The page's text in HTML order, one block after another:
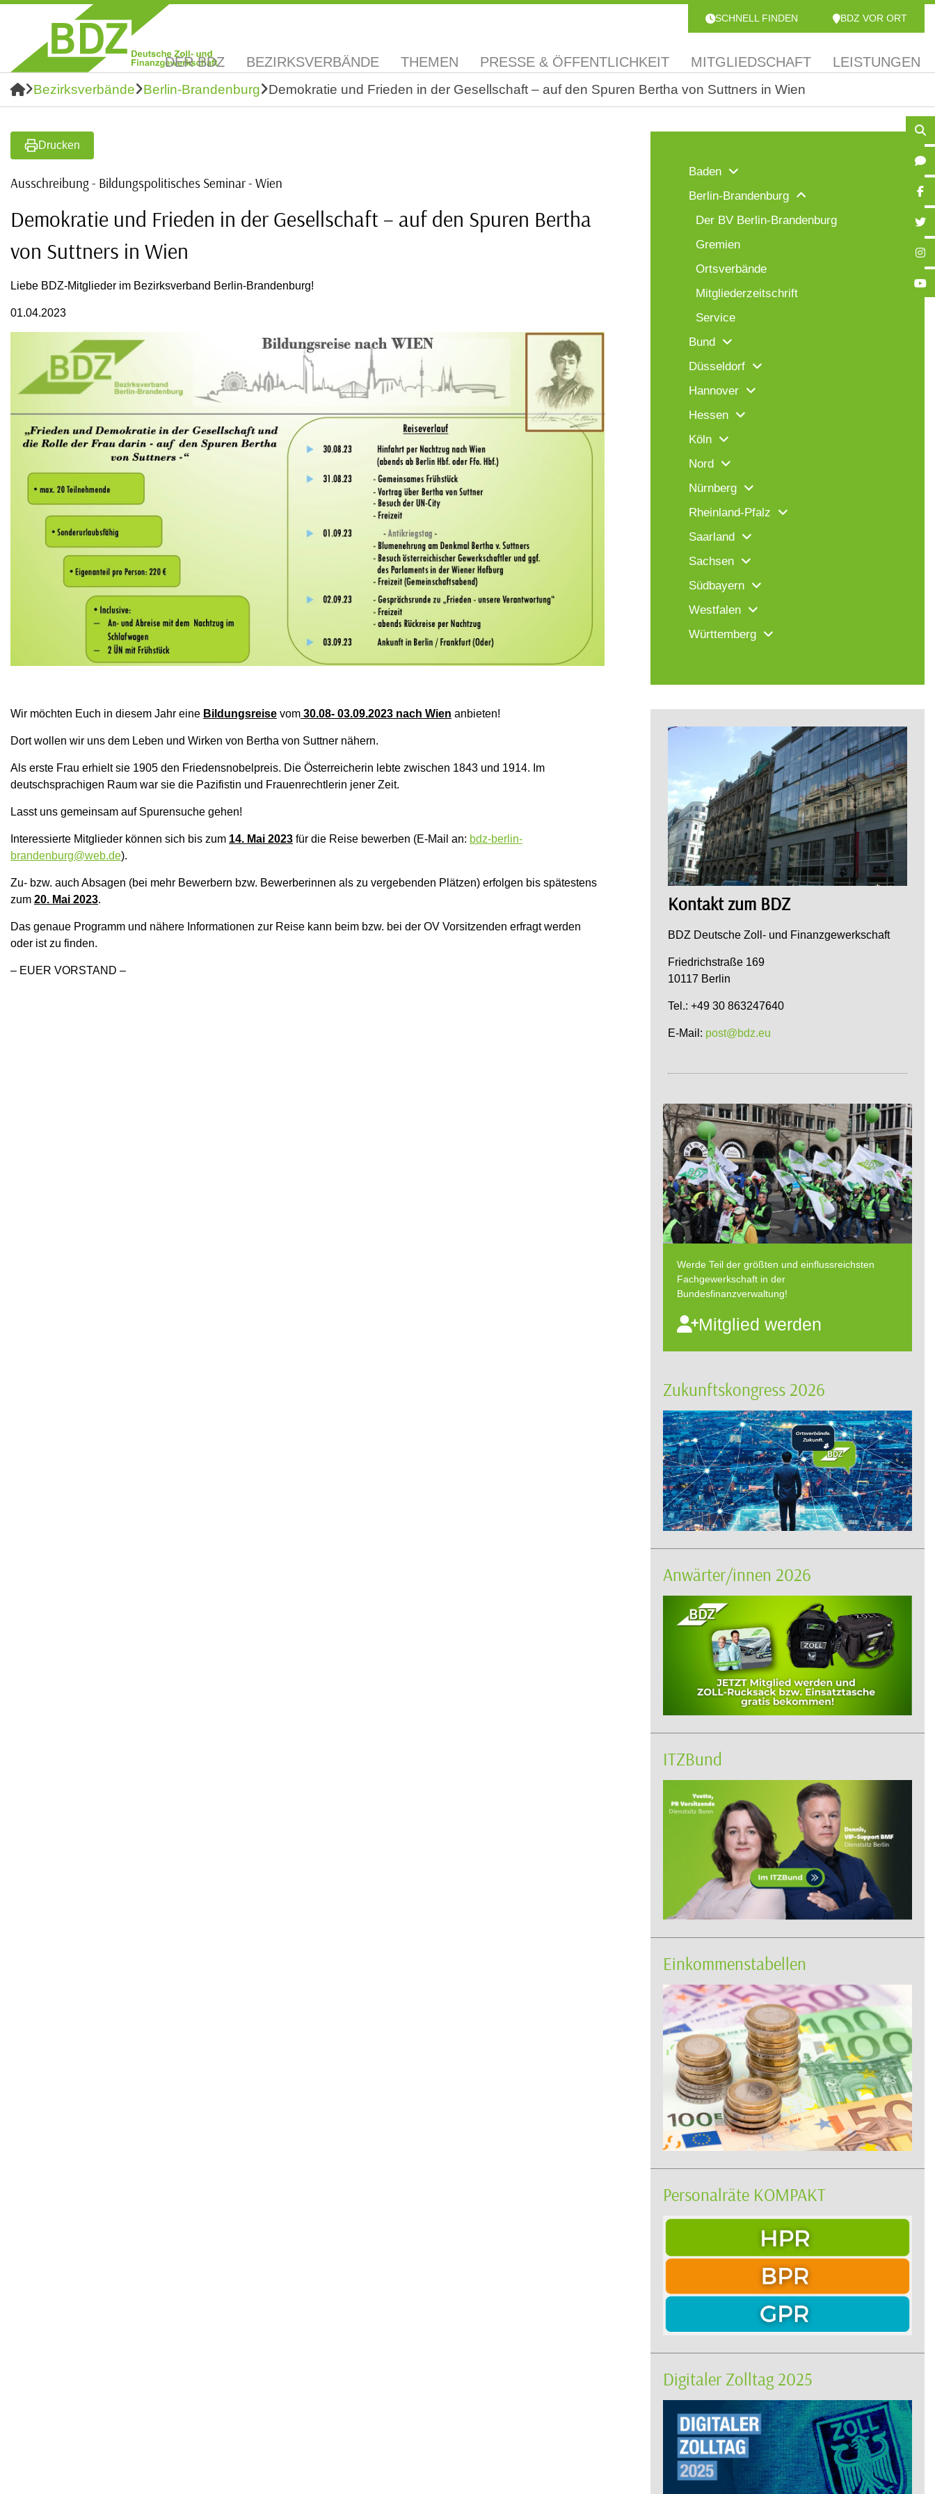
SCHNELL FINDEN BDZ VOR ORT
DER BDZ BEZIRKSVERBÄNDE THEMEN PRESSE & ÖFFENTLICHKEIT MITGLIEDSCHAFT LEISTUNGEN
Bezirksverbände Berlin-Brandenburg Demokratie und Frieden in der Gesellschaft – auf den Spuren Bertha von Suttners in Wien
Drucken
Ausschreibung - Bildungspolitisches Seminar - Wien
Demokratie und Frieden in der Gesellschaft – auf den Spuren Bertha
von Suttners in Wien
Liebe BDZ-Mitglieder im Bezirksverband Berlin-Brandenburg!
01.04.2023
Wir möchten Euch in diesem Jahr eine Bildungsreise vom 30.08- 03.09.2023 nach Wien anbieten!
Dort wollen wir uns dem Leben und Wirken von Bertha von Suttner nähern.
Als erste Frau erhielt sie 1905 den Friedensnobelpreis. Die Österreicherin lebte zwischen 1843 und 1914. Im
deutschsprachigen Raum war sie die Pazifistin und Frauenrechtlerin jener Zeit.
Lasst uns gemeinsam auf Spurensuche gehen!
Interessierte Mitglieder können sich bis zum 14. Mai 2023 für die Reise bewerben (E-Mail an: bdz-berlin-
brandenburg@web.de).
Zu- bzw. auch Absagen (bei mehr Bewerbern bzw. Bewerberinnen als zu vergebenden Plätzen) erfolgen bis spätestens
zum 20. Mai 2023.
Das genaue Programm und nähere Informationen zur Reise kann beim bzw. bei der OV Vorsitzenden erfragt werden
oder ist zu finden.
– EUER VORSTAND –
Baden
Berlin-Brandenburg
Der BV Berlin-Brandenburg
Gremien
Ortsverbände
Mitgliederzeitschrift
Service
Bund
Düsseldorf
Hannover
Hessen
Köln
Nord
Nürnberg
Rheinland-Pfalz
Saarland
Sachsen
Südbayern
Westfalen
Württemberg
Kontakt zum BDZ
BDZ Deutsche Zoll- und Finanzgewerkschaft
Friedrichstraße 169
10117 Berlin
Tel.: +49 30 863247640
E-Mail: post@bdz.eu
Werde Teil der größten und einflussreichsten
Fachgewerkschaft in der
Bundesfinanzverwaltung!
Mitglied werden
Zukunftskongress 2026
Anwärter/innen 2026
ITZBund
Einkommenstabellen
Personalräte KOMPAKT
Digitaler Zolltag 2025